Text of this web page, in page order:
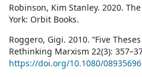
Robinson, Kim Stanley. 2020.
York: Orbit Books.
Roggero, Gigi. 2010. “Five
Rethinking Marxism 22(3):
https://doi.org/10.1080/